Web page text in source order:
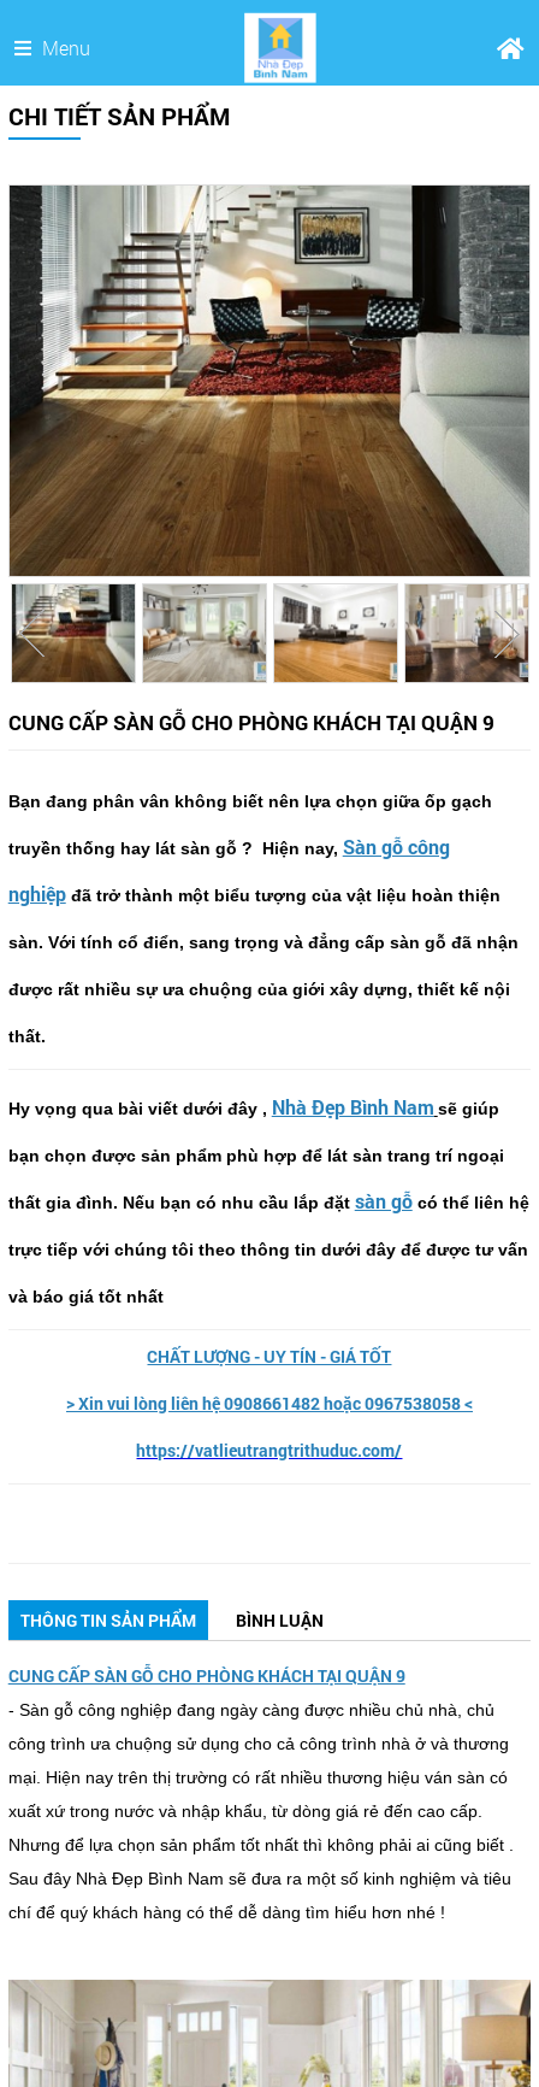
Menu
CHI TIẾT SẢN PHẨM
CUNG CẤP SÀN GỖ CHO PHÒNG KHÁCH TẠI QUẬN 9
Bạn đang phân vân không biết nên lựa chọn giữa ốp gạch
truyền thống hay lát sàn gỗ ? Hiện nay, Sàn gỗ công
nghiệp đã trở thành một biểu tượng của vật liệu hoàn thiện
sàn. Với tính cổ điển, sang trọng và đẳng cấp sàn gỗ đã nhận
được rất nhiều sự ưa chuộng của giới xây dựng, thiết kế nội
thất.
Hy vọng qua bài viết dưới đây , Nhà Đẹp Bình Nam sẽ giúp
bạn chọn được sản phẩm phù hợp để lát sàn trang trí ngoại
thất gia đình. Nếu bạn có nhu cầu lắp đặt sàn gỗ có thể liên hệ
trực tiếp với chúng tôi theo thông tin dưới đây để được tư vấn
và báo giá tốt nhất
CHẤT LƯỢNG - UY TÍN - GIÁ TỐT
> Xin vui lòng liên hệ 0908661482 hoặc 0967538058 <
https://vatlieutrangtrithuduc.com/
THÔNG TIN SẢN PHẨM BÌNH LUẬN
CUNG CẤP SÀN GỖ CHO PHÒNG KHÁCH TẠI QUẬN 9
- Sàn gỗ công nghiệp đang ngày càng được nhiều chủ nhà, chủ
công trình ưa chuộng sử dụng cho cả công trình nhà ở và thương
mại. Hiện nay trên thị trường có rất nhiều thương hiệu ván sàn có
xuất xứ trong nước và nhập khẩu, từ dòng giá rẻ đến cao cấp.
Nhưng để lựa chọn sản phẩm tốt nhất thì không phải ai cũng biết .
Sau đây Nhà Đẹp Bình Nam sẽ đưa ra một số kinh nghiệm và tiêu
chí để quý khách hàng có thể dễ dàng tìm hiểu hơn nhé !